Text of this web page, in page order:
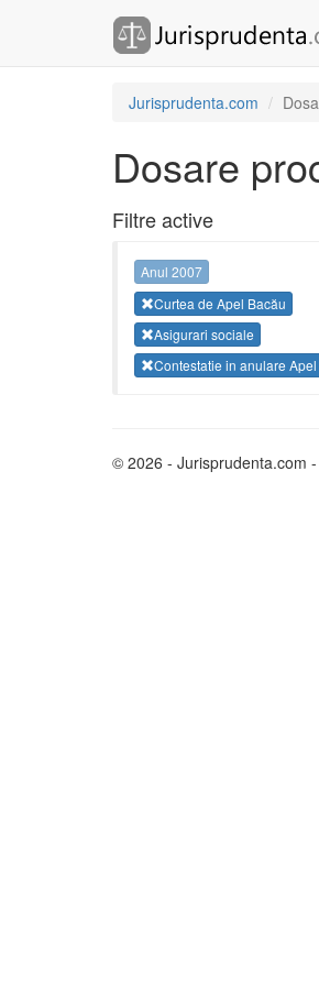
Jurisprudenta.com
Dosare
Filtre active
Anul 2007
Curtea de Apel Bacău
Asigurari sociale
Contestatie in anulare Apel
© 2026 - Jurisprudenta.com -